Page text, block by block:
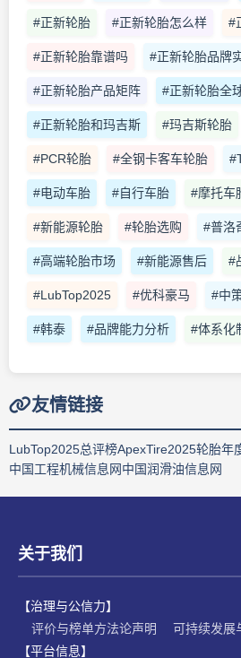
#正新轮胎 #正新轮胎怎么样 #
#正新轮胎靠谱吗 #正新轮胎品牌
#正新轮胎产品矩阵 #正新轮胎全
#正新轮胎和玛吉斯 #玛吉斯轮胎
#PCR轮胎 #全钢卡客车轮胎
#电动车胎 #自行车胎 #摩托车
#新能源轮胎 #轮胎选购 #普洛
#高端轮胎市场 #新能源售后 #
#LubTop2025 #优科豪马 #中
#韩泰 #品牌能力分析 #体系化
友情链接
LubTop2025总评榜ApexTire2025轮胎年
中国工程机械信息网中国润滑油信息网
关于我们
【治理与公信力】
评价与榜单方法论声明
可持续发展
【平台信息】